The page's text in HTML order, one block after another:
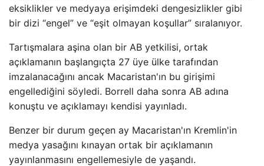
eksiklikler ve medyaya erişimdeki dengesizlikler gibi
bir dizi “engel” ve “eşit olmayan koşullar” sıralanıyor.
Tartışmalara aşina olan bir AB yetkilisi, ortak
açıklamanın başlangıçta 27 üye ülke tarafından
imzalanacağını ancak Macaristan'ın bu girişimi
engellediğini söyledi. Borrell daha sonra AB adına
konuştu ve açıklamayı kendisi yayınladı.
Benzer bir durum geçen ay Macaristan'ın Kremlin'in
medya yasağını kınayan ortak bir açıklamanın
yayınlanmasını engellemesiyle de yaşandı.